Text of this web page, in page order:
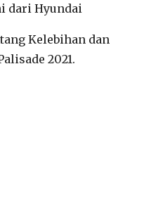
dari Hyundai
Kelebihan dan
2021.